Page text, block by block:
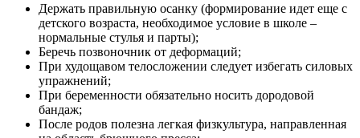
Держать правильную осанку (формирование идет еще с
детского возраста, необходимое условие в школе –
нормальные стулья и парты);
Беречь позвоночник от деформаций;
При худощавом телосложении следует избегать силовых
упражнений;
При беременности обязательно носить дородовой
бандаж;
После родов полезна легкая физкультура, направленная